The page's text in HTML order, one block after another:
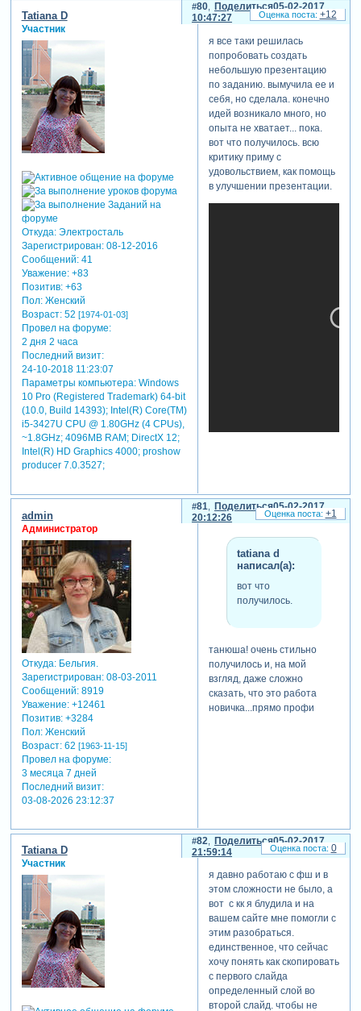
Поделиться
80
05-02-2017
10:47:27
Tatiana D
Участник
Откуда:Электросталь
Зарегистрирован: 08-12-2016
Сообщений:41
Уважение: +83
Позитив: +63
Пол:Женский
Возраст:52 [1974-01-03]
Провел на форуме:
2 дня 2 часа
Последний визит:
24-10-2018 11:23:07
Параметры компьютера:Windows
10 Pro (Registered Trademark) 64-bit
(10.0, Build 14393); Intel(R) Core(TM)
i5-3427U CPU @ 1.80GHz (4 CPUs),
~1.8GHz; 4096MB RAM; DirectX 12;
Intel(R) HD Graphics 4000; proshow
producer 7.0.3527;
я все таки решилась
попробовать создать
небольшую презентацию
по заданию. вымучила ее и
себя, но сделала. конечно
идей возникало много, но
опыта не хватает... пока.
вот что получилось. всю
критику приму с
удовольствием, как помощь
в улучшении презентации.
+12
Поделиться
81
05-02-2017
20:12:26
admin
Администратор
Откуда:Бельгия.
Зарегистрирован: 08-03-2011
Сообщений:8919
Уважение: +12461
Позитив: +3284
Пол:Женский
Возраст:62 [1963-11-15]
Провел на форуме:
3 месяца 7 дней
Последний визит:
03-08-2026 23:12:37
tatiana d
написал(а):
вот что
получилось.
танюша! очень стильно
получилось и, на мой
взгляд, даже сложно
сказать, что это работа
новичка...прямо профи
+1
Поделиться
82
05-02-2017
21:59:14
Tatiana D
Участник
я давно работаю с фш и в
этом сложности не было, а
вот с кк я блудила и на
вашем сайте мне помогли с
этим разобраться.
единственное, что сейчас
хочу понять как скопировать
с первого слайда
определенный слой во
второй слайд. чтобы не
0